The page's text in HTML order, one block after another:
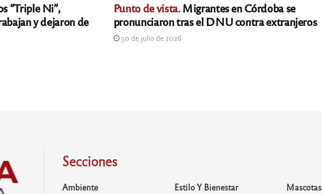
“Triple Ni”,
y dejaron de
Punto de vista.Migrantes en Córdoba se
pronunciaron tras el DNU contra extranjeros
30 de julio de 2026
Secciones
Ambiente Estilo Y Bienestar Mascotas